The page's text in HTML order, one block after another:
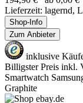
Lieferzeit: lagernd,
Shop-Info
Zum Anbieter
inklusive
Billigster Preis inkl.
Smartwatch
Graphite